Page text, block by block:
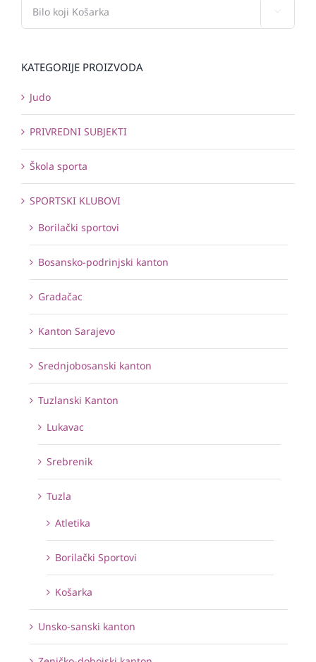
KATEGORIJE PROIZVODA
Judo
PRIVREDNI SUBJEKTI
Škola sporta
SPORTSKI KLUBOVI
Borilački sportovi
Bosansko-podrinjski kanton
Gradačac
Kanton Sarajevo
Srednjobosanski kanton
Tuzlanski Kanton
Lukavac
Srebrenik
Tuzla
Atletika
Borilački Sportovi
Košarka
Unsko-sanski kanton